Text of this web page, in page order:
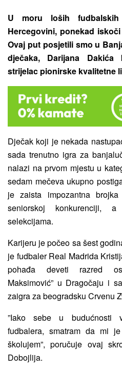
U moru loših
Hercegovini, ponekad
Ovaj put posjetili smo u
dječaka, Darijana
strijelac pionirske kvalitetne
Dječak koji je nekada
sada trenutno igra za
nalazi na prvom mjestu u
sedam mečeva ukupno
je zaista impozantna
seniorskoj konkurenciji,
selekcijama.
Karijeru je počeo sa šest
je fudbaler Real Madrida
pohađa deveti razred
Maksimović” u Dragočaju i
zaigra za beogradsku Crvenu
”Iako sebe u budućnosti
fudbalera, smatram da mi
školujem”, poručuje ovaj
Dobojlija.